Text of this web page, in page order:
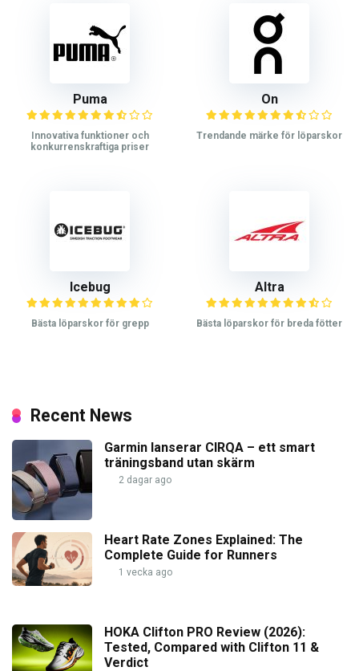
Puma
Innovativa funktioner och
konkurrenskraftiga priser
On
Trendande märke för löparskor
Icebug
Bästa löparskor för grepp
Altra
Bästa löparskor för breda fötter
Recent News
Garmin lanserar CIRQA – ett smart
träningsband utan skärm
2 dagar ago
Heart Rate Zones Explained: The
Complete Guide for Runners
1 vecka ago
HOKA Clifton PRO Review (2026):
Tested, Compared with Clifton 11 &
Verdict